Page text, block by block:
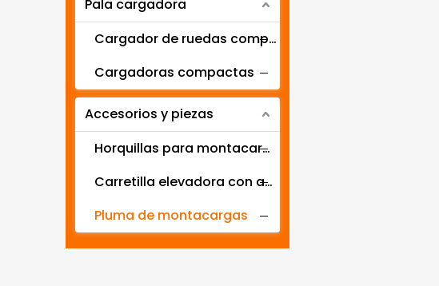
Pala cargadora
Cargador de ruedas compacto
Cargadoras compactas
Accesorios y piezas
Horquillas para montacargas
Carretilla elevadora con abrazadera
Pluma de montacargas